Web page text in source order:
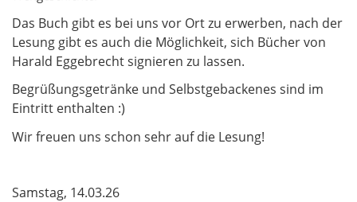
Das Buch gibt es bei uns vor Ort zu erwerben, nach der
Lesung gibt es auch die Möglichkeit, sich Bücher von
Harald Eggebrecht signieren zu lassen.
Begrüßungsgetränke und Selbstgebackenes sind im
Eintritt enthalten :)
Wir freuen uns schon sehr auf die Lesung!
Samstag, 14.03.26